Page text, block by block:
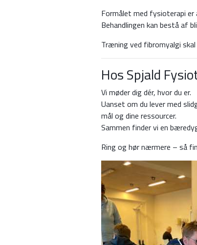
Formålet med fysioterapi
Behandlingen kan bestå af
Træning ved fibromyalgi
Hos Spjald
Vi møder dig dér, hvor du er.
Uanset om du lever med
mål og dine ressourcer.
Sammen finder vi en
Ring og hør nærmere – så